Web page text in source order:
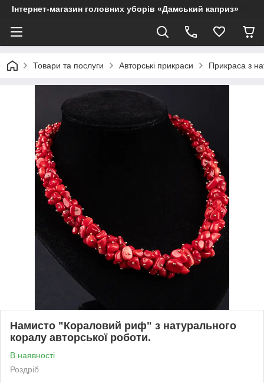
Інтернет-магазин головних уборів «Дамський каприз»
Товари та послуги Авторські прикраси Прикраса з
Намисто "Кораловий риф" з натурального
коралу авторської роботи.
В наявності
Роздріб